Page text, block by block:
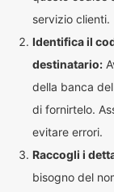
servizio clienti.
Identifica il
destinatario:
della banca
di fornirtelo.
evitare errori.
Raccogli i
bisogno del